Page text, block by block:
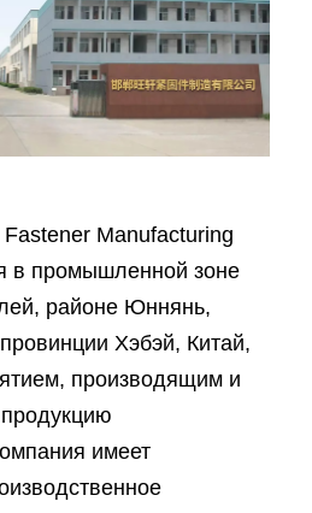
Manufacturing
в промышленной зоне
районе Юннянь,
Хэбэй, Китай,
производящим и
имеет